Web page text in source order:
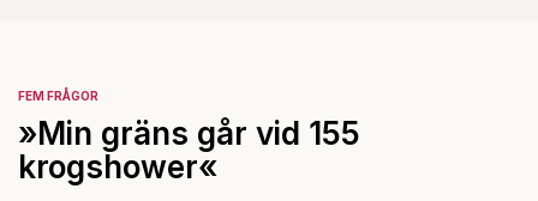
FEM FRÅGOR
»Min gräns går vid 155
krogshower«